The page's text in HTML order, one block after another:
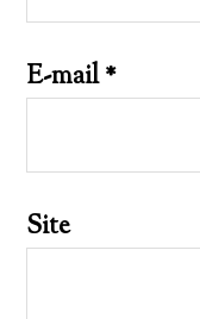
E-mail*
Site